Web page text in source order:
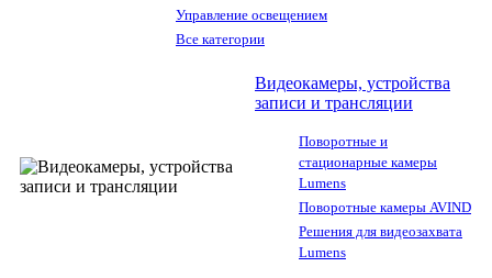
Управление освещением
Все категории
Видеокамеры, устройства
записи и трансляции
Поворотные и
стационарные камеры
Lumens
Поворотные камеры AVIND
Решения для видеозахвата
Lumens